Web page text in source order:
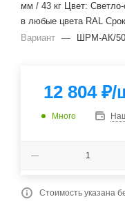
мм / 43 кг Цвет:
в любые цвета RAL
Вариант — ШРМ-АК/
12 804₽/
Много
Стоимость указана